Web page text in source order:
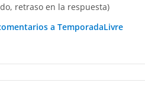
retraso en la respuesta)
a TemporadaLivre